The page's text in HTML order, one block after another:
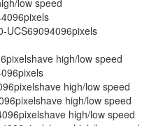
low speed
UCS69094096pixels
high/low speed
high/low speed
high/low speed
high/low speed